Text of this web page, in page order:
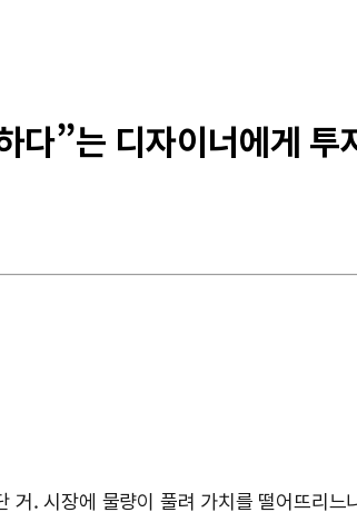
다”는 디자이너에게 투
. 시장에 물량이 풀려 가치를 떨어뜨리